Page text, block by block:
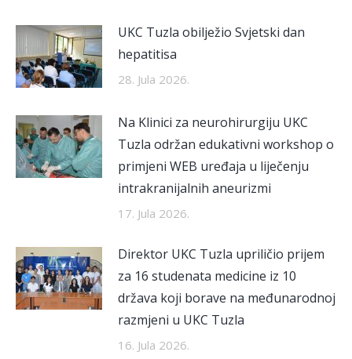
UKC Tuzla obilježio Svjetski dan
hepatitisa
28. Jula 2026.
Na Klinici za neurohirurgiju UKC
Tuzla održan edukativni workshop o
primjeni WEB uređaja u liječenju
intrakranijalnih aneurizmi
17. Jula 2026.
Direktor UKC Tuzla upriličio prijem
za 16 studenata medicine iz 10
država koji borave na međunarodnoj
razmjeni u UKC Tuzla
16. Jula 2026.